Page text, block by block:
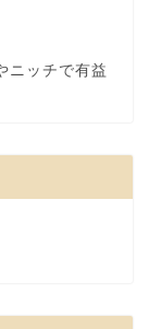
ニッチで有益